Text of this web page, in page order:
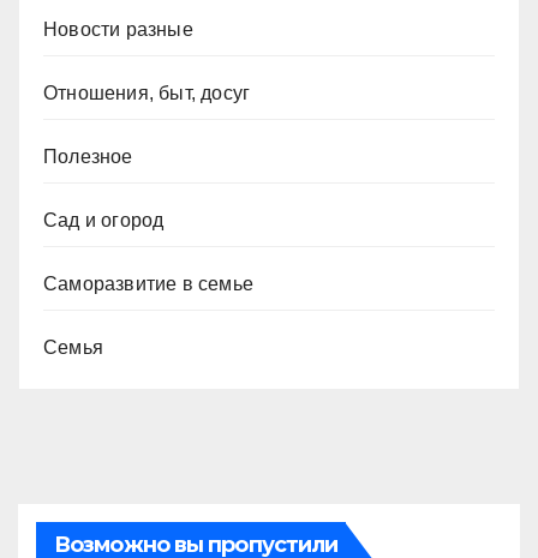
Новости разные
Отношения, быт, досуг
Полезное
Сад и огород
Саморазвитие в семье
Семья
Возможно вы пропустили